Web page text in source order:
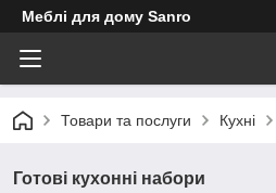
Меблі для дому Sanro
Товари та послуги Кухні
Готові кухонні набори